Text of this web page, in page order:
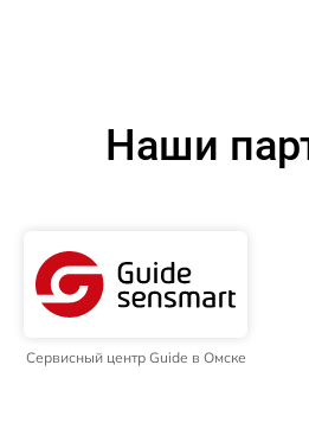
Наши
Сервисный центр Guide в Омске